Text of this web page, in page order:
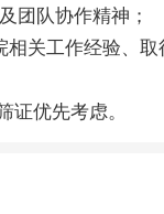
团队协作精神；
相关工作经验、
证优先考虑。